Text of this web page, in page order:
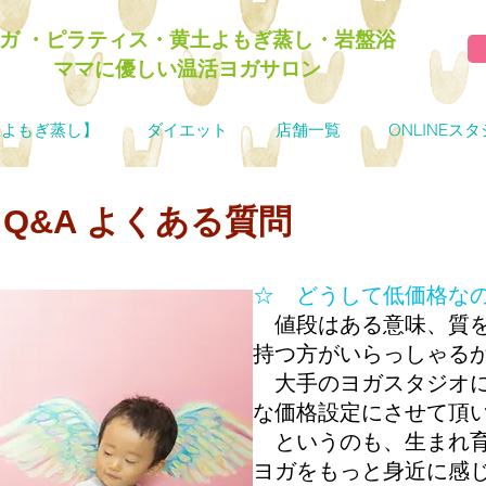
・ピラティス・黄土よもぎ蒸し・岩盤浴
ママに優しい​温活ヨガサロン
もぎ蒸し】 ダイエット 店舗一覧 ONLINEスタ
​Q&A よくある質問
☆ どうして低価格な
値段はある意味、質
持つ方がいらっしゃる
大手のヨガスタジオ
な価格設定にさせて頂
というのも、生まれ
ヨガをもっと身近に感